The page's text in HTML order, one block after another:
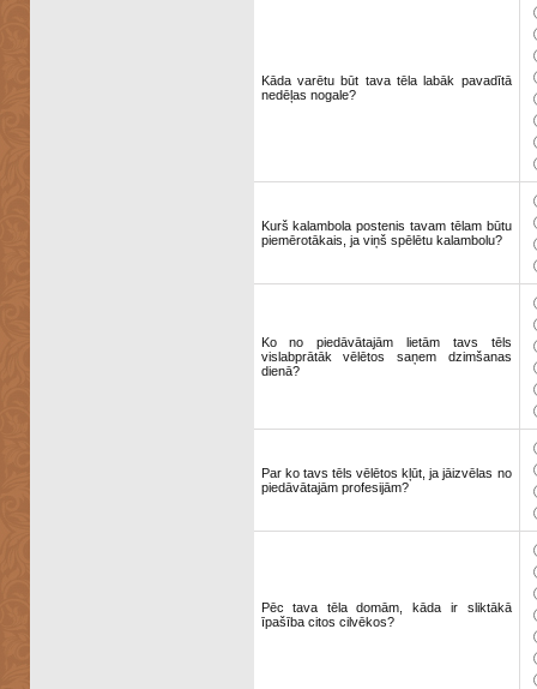
Kāda varētu būt tava tēla labāk pavadītā
nedēļas nogale?
Kurš kalambola postenis tavam tēlam būtu
piemērotākais, ja viņš spēlētu kalambolu?
Ko no piedāvātajām lietām tavs tēls
vislabprātāk vēlētos saņem dzimšanas
dienā?
Par ko tavs tēls vēlētos kļūt, ja jāizvēlas no
piedāvātajām profesijām?
Pēc tava tēla domām, kāda ir sliktākā
īpašība citos cilvēkos?